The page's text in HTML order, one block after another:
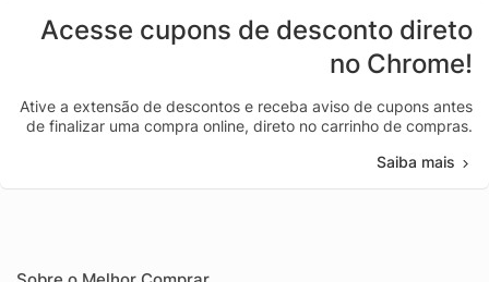
Acesse cupons de desconto direto
no Chrome!
Ative a extensão de descontos e receba aviso de cupons antes
de finalizar uma compra online, direto no carrinho de compras.
Saiba mais